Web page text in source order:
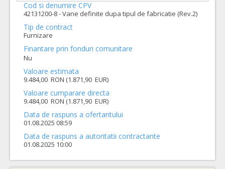
Cod si denumire CPV
42131200-8 - Vane definite dupa tipul de fabricatie (Rev.2)
Tip de contract
Furnizare
Finantare prin fonduri comunitare
Nu
Valoare estimata
9.484,00 RON (1.871,90 EUR)
Valoare cumparare directa
9.484,00 RON (1.871,90 EUR)
Data de raspuns a ofertantului
01.08.2025 08:59
Data de raspuns a autoritatii contractante
01.08.2025 10:00